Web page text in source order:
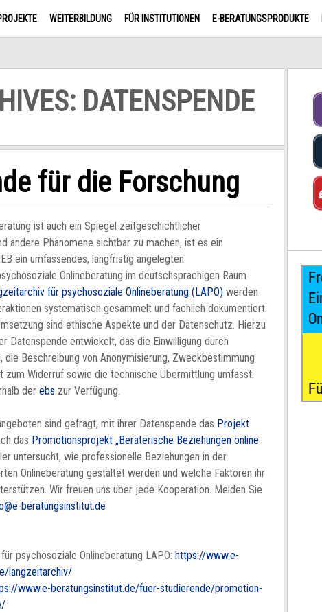
WEITERBILDUNG FÜR INSTITUTIONEN E-BERATUNGSPRODUKTE
DATENSPENDE
für die Forschung
ist auch ein Spiegel zeitgeschichtlicher
andere Phänomene sichtbar zu machen, ist es ein
ein umfassendes, langfristig angelegten
Onlineberatung im deutschsprachigen Raum
für psychosoziale Onlineberatung (LAPO) werden
systematisch gesammelt und fachlich dokumentiert.
sind ethische Aspekte und der Datenschutz. Hierzu
Datenspende entwickelt, das die Einwilligung durch
die Beschreibung von Anonymisierung, Zweckbestimmung
zum Widerruf sowie die technische Übermittlung umfasst.
derebs zur Verfügung.
sind gefragt, mit ihrer Datenspende das Projekt
das Promotionsprojekt „Beraterische Beziehungen online
untersucht, wie professionelle Beziehungen in der
Onlineberatung gestaltet werden und welche Faktoren ihr
Wir freuen uns über jede Kooperation. Melden Sie
beratungsinstitut.de
psychosoziale Onlineberatung LAPO:https://www.e-
langzeitarchiv/
www.e-beratungsinstitut.de/fuer-studierende/promotion-